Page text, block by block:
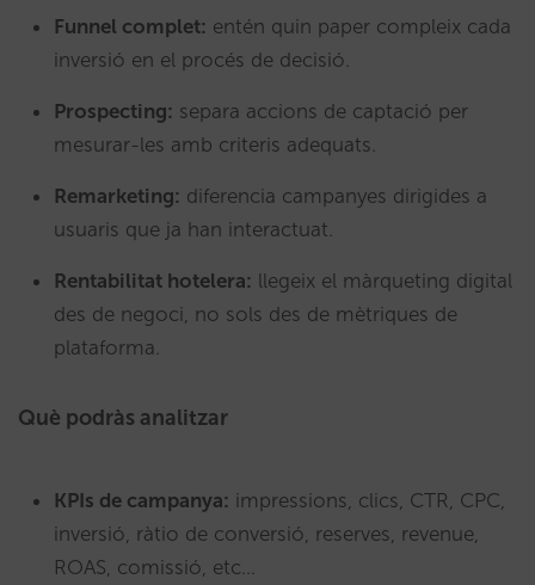
Funnel complet: entén quin paper compleix cada
inversió en el procés de decisió.
Prospecting: separa accions de captació per
mesurar-les amb criteris adequats.
Remarketing: diferencia campanyes dirigides a
usuaris que ja han interactuat.
Rentabilitat hotelera: llegeix el màrqueting digital
des de negoci, no sols des de mètriques de
plataforma.
Què podràs analitzar
KPIs de campanya: impressions, clics, CTR, CPC,
inversió, ràtio de conversió, reserves, revenue,
ROAS, comissió, etc…